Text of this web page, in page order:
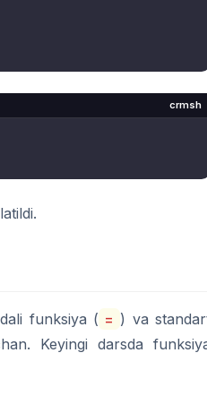
crmsh
funksiya ( = ) va
Keyingi darsda